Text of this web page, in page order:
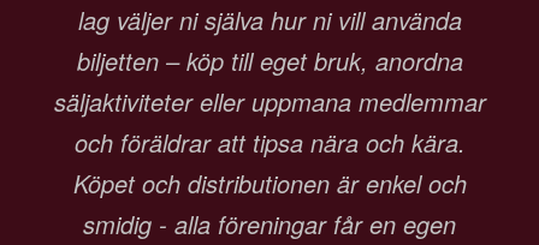
lag väljer ni själva hur ni vill använda
biljetten – köp till eget bruk, anordna
säljaktiviteter eller uppmana medlemmar
och föräldrar att tipsa nära och kära.
Köpet och distributionen är enkel och
smidig - alla föreningar får en egen